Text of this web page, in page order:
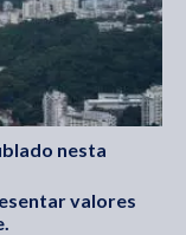
nesta
valores